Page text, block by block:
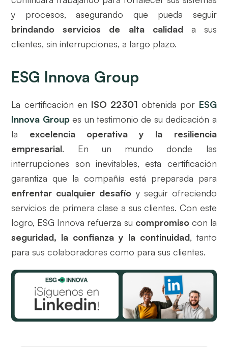
y procesos, asegurando que pueda seguir
brindando servicios de alta calidada sus
clientes, sin interrupciones, a largo plazo.
ESG Innova Group
La certificación en ISO 22301 obtenida por ESG
Innova Groupes un testimonio de su dedicación a
la excelencia operativa y la resiliencia
empresarial. En un mundo donde las
interrupciones son inevitables, esta certificación
garantiza que la compañía está preparada para
enfrentar cualquier desafío y seguir ofreciendo
servicios de primera clase a sus clientes. Con este
logro, ESG Innova refuerza su compromisocon la
seguridad, la confianza y la continuidad, tanto
para sus colaboradores como para sus clientes.